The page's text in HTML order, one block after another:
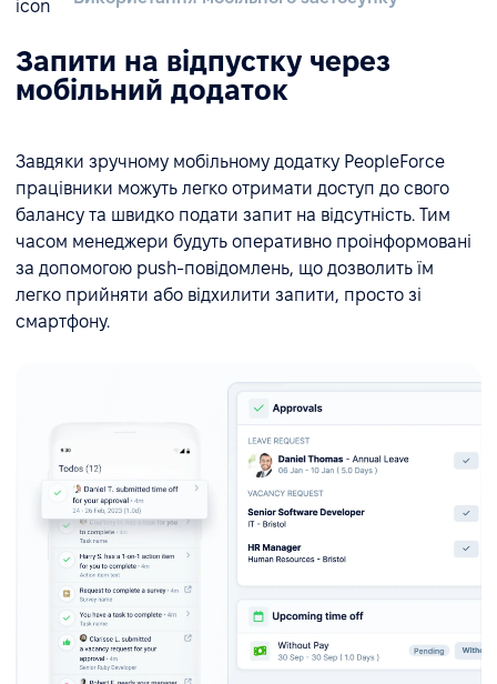
Запити на відпустку через
мобільний додаток
Завдяки зручному мобільному додатку PeopleForce
працівники можуть легко отримати доступ до свого
балансу та швидко подати запит на відсутність. Тим
часом менеджери будуть оперативно проінформовані
за допомогою push-повідомлень, що дозволить їм
легко прийняти або відхилити запити, просто зі
смартфону.